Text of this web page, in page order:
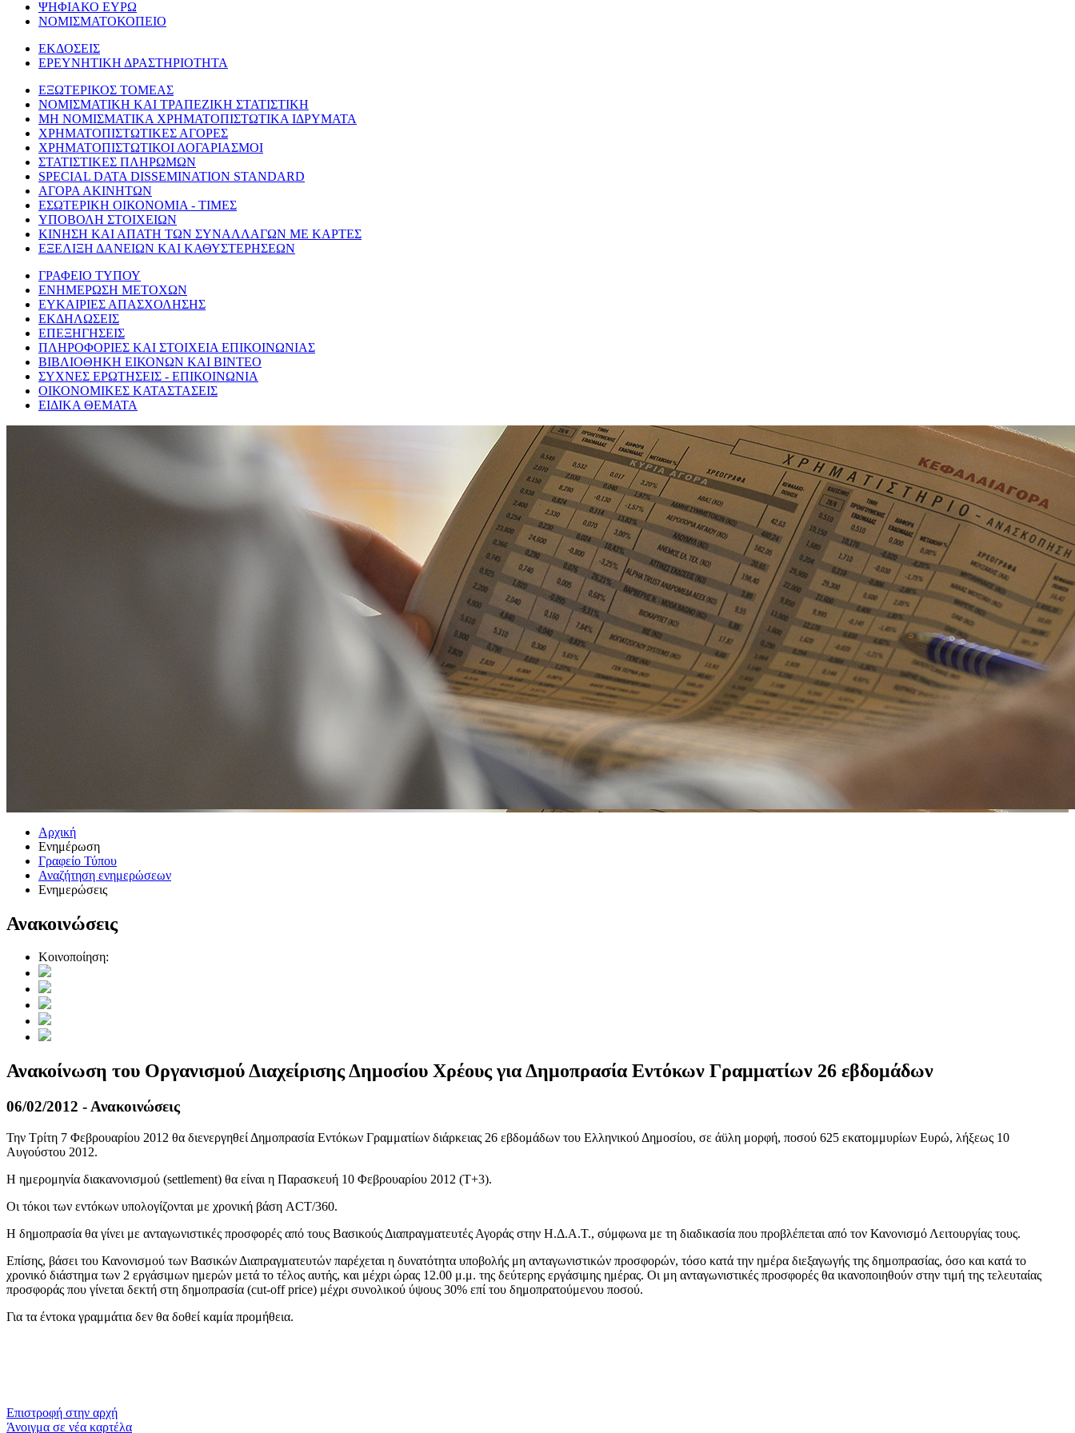
ΨΗΦΙΑΚΟ ΕΥΡΩ
ΝΟΜΙΣΜΑΤΟΚΟΠΕΙΟ
ΕΚΔΟΣΕΙΣ
ΕΡΕΥΝΗΤΙΚΗ ΔΡΑΣΤΗΡΙΟΤΗΤΑ
ΕΞΩΤΕΡΙΚΟΣ ΤΟΜΕΑΣ
ΝΟΜΙΣΜΑΤΙΚΗ ΚΑΙ ΤΡΑΠΕΖΙΚΗ ΣΤΑΤΙΣΤΙΚΗ
ΜΗ ΝΟΜΙΣΜΑΤΙΚΑ ΧΡΗΜΑΤΟΠΙΣΤΩΤΙΚΑ ΙΔΡΥΜΑΤΑ
ΧΡΗΜΑΤΟΠΙΣΤΩΤΙΚΕΣ ΑΓΟΡΕΣ
ΧΡΗΜΑΤΟΠΙΣΤΩΤΙΚΟΙ ΛΟΓΑΡΙΑΣΜΟΙ
ΣΤΑΤΙΣΤΙΚΕΣ ΠΛΗΡΩΜΩΝ
SPECIAL DATA DISSEMINATION STANDARD
ΑΓΟΡΑ ΑΚΙΝΗΤΩΝ
ΕΣΩΤΕΡΙΚΗ ΟΙΚΟΝΟΜΙΑ - ΤΙΜΕΣ
ΥΠΟΒΟΛΗ ΣΤΟΙΧΕΙΩΝ
ΚΙΝΗΣΗ ΚΑΙ ΑΠΑΤΗ ΤΩΝ ΣΥΝΑΛΛΑΓΩΝ ΜΕ ΚΑΡΤΕΣ
ΕΞΕΛΙΞΗ ΔΑΝΕΙΩΝ ΚΑΙ ΚΑΘΥΣΤΕΡΗΣΕΩΝ
ΓΡΑΦΕΙΟ ΤΥΠΟΥ
ΕΝΗΜΕΡΩΣΗ ΜΕΤΟΧΩΝ
ΕΥΚΑΙΡΙΕΣ ΑΠΑΣΧΟΛΗΣΗΣ
ΕΚΔΗΛΩΣΕΙΣ
ΕΠΕΞΗΓΗΣΕΙΣ
ΠΛΗΡΟΦΟΡΙΕΣ ΚΑΙ ΣΤΟΙΧΕΙΑ ΕΠΙΚΟΙΝΩΝΙΑΣ
ΒΙΒΛΙΟΘΗΚΗ ΕΙΚΟΝΩΝ ΚΑΙ ΒΙΝΤΕΟ
ΣΥΧΝΕΣ ΕΡΩΤΗΣΕΙΣ - ΕΠΙΚΟΙΝΩΝΙΑ
ΟΙΚΟΝΟΜΙΚΕΣ ΚΑΤΑΣΤΑΣΕΙΣ
ΕΙΔΙΚΑ ΘΕΜΑΤΑ
Αρχική
Ενημέρωση
Γραφείο Τύπου
Αναζήτηση ενημερώσεων
Ενημερώσεις
Ανακοινώσεις
Κοινοποίηση:
Ανακοίνωση του Οργανισμού Διαχείρισης Δημοσίου Χρέους για Δημοπρασία Εντόκων Γραμματίων 26 εβδομάδων
06/02/2012 - Ανακοινώσεις
Την Τρίτη 7 Φεβρουαρίου 2012 θα διενεργηθεί Δημοπρασία Εντόκων Γραμματίων διάρκειας 26 εβδομάδων του Ελληνικού Δημοσίου, σε άϋλη μορφή, ποσού 625 εκατομμυρίων Ευρώ, λήξεως 10
Αυγούστου 2012.
Η ημερομηνία διακανονισμού (settlement) θα είναι η Παρασκευή 10 Φεβρουαρίου 2012 (Τ+3).
Οι τόκοι των εντόκων υπολογίζονται με χρονική βάση ACT/360.
Η δημοπρασία θα γίνει με ανταγωνιστικές προσφορές από τους Βασικούς Διαπραγματευτές Αγοράς στην Η.Δ.Α.Τ., σύμφωνα με τη διαδικασία που προβλέπεται από τον Κανονισμό Λειτουργίας τους.
Επίσης, βάσει του Κανονισμού των Βασικών Διαπραγματευτών παρέχεται η δυνατότητα υποβολής μη ανταγωνιστικών προσφορών, τόσο κατά την ημέρα διεξαγωγής της δημοπρασίας, όσο και κατά το
χρονικό διάστημα των 2 εργάσιμων ημερών μετά το τέλος αυτής, και μέχρι ώρας 12.00 μ.μ. της δεύτερης εργάσιμης ημέρας. Οι μη ανταγωνιστικές προσφορές θα ικανοποιηθούν στην τιμή της τελευταίας
προσφοράς που γίνεται δεκτή στη δημοπρασία (cut-off price) μέχρι συνολικού ύψους 30% επί του δημοπρατούμενου ποσού.
Για τα έντοκα γραμμάτια δεν θα δοθεί καμία προμήθεια.
Επιστροφή στην αρχή
Άνοιγμα σε νέα καρτέλα